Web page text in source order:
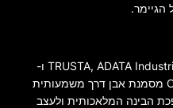
הגיימר.
ההופעה של ADATA וחטיבותיה TRUSTA, ADATA Industrial ו-
XPG בתערוכת COMPUTEX 2025 מסמנת אבן דרך משמעותית
הבינה המלאכותית ולעצב